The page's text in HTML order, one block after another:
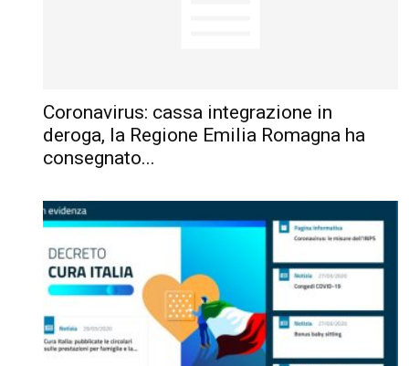
Coronavirus: cassa integrazione in
deroga, la Regione Emilia Romagna ha
consegnato...